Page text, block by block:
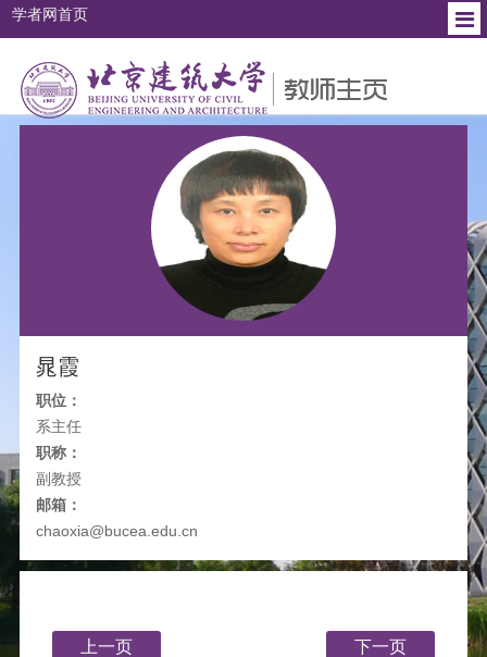
学者网首页
晁霞
职位：
系主任
职称：
副教授
邮箱：
chaoxia@bucea.edu.cn
上一页 下一页
个人简介